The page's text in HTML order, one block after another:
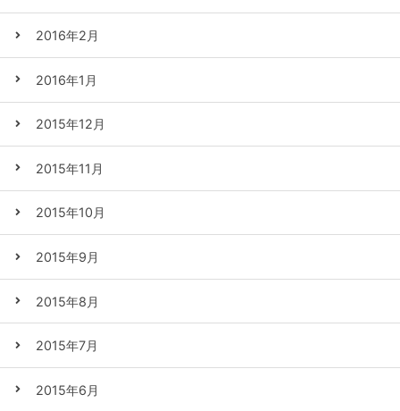
2016年2月
2016年1月
2015年12月
2015年11月
2015年10月
2015年9月
2015年8月
2015年7月
2015年6月